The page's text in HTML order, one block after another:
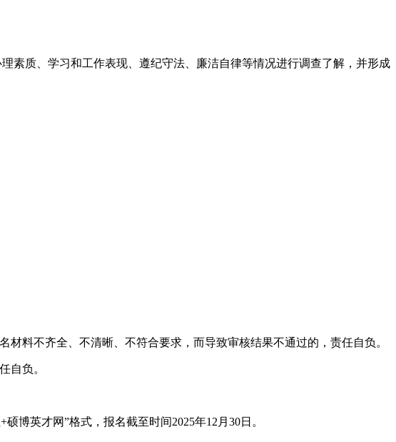
素质、学习和工作表现、遵纪守法、廉洁自律等情况进行调查了解，并形成
料不齐全、不清晰、不符合要求，而导致审核结果不通过的，责任自负。
自负。
博英才网”格式，报名截至时间2025年12月30日。